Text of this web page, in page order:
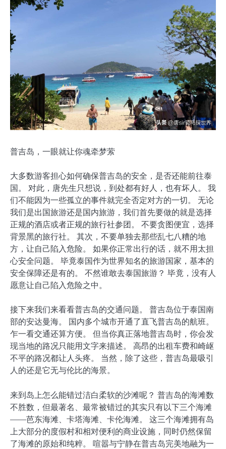
普吉岛，一眼就让你魂牵梦萦
大多数游客担心如何确保普吉岛的安全，是否还能前往泰
国。 对此，唐先生只想说，到处都有好人，也有坏人。 我
们不能因为一些孤立的事件就完全否定对方的一切。 无论
我们是出国旅游还是国内旅游，我们首先要做的就是选择
正规的酒店或者正规的旅行社参团。 不要贪图便宜，选择
背景黑的旅行社。 其次，不要单独去那些乱七八糟的地
方，让自己陷入危险。 如果你正常出行的话，就不用太担
心安全问题。 毕竟泰国作为世界知名的旅游国家，基本的
安全保障还是有的。 不然谁敢去泰国旅游？ 毕竟，没有人
愿意让自己陷入危险之中。
接下来我们来看看普吉岛的交通问题。 普吉岛位于泰国南
部的安达曼海。 国内多个城市开通了直飞普吉岛的航班。
乍一看交通还算方便。 但当你真正落地普吉岛时，你会发
现当地的路况只能用文字来描述。 高昂的出租车费和崎岖
不平的路况都让人头疼。 当然，除了这些，普吉岛最吸引
人的还是它无与伦比的海景。
来到岛上怎么能错过洁白柔软的沙滩呢？ 普吉岛的海滩数
不胜数，但最著名、最常被错过的其实只有以下三个海滩
——芭东海滩、卡塔海滩、卡伦海滩。 这三个海滩拥有岛
上大部分的度假村和相对便利的商业设施，同时仍然保留
了海滩的原始和纯粹。 喧嚣与宁静在普吉岛完美地融为一